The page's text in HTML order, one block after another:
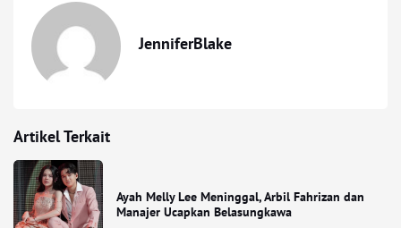
JenniferBlake
Artikel Terkait
Ayah Melly Lee Meninggal, Arbil Fahrizan dan
Manajer Ucapkan Belasungkawa